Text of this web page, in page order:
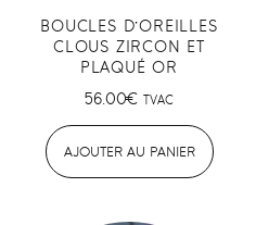
BOUCLES D’OREILLES
CLOUS ZIRCON ET
PLAQUÉ OR
56.00€ TVAC
AJOUTER AU PANIER